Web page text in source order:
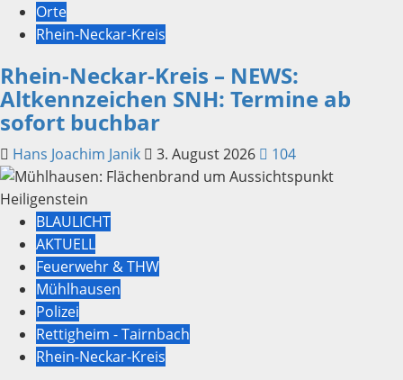
Orte
Rhein-Neckar-Kreis
Rhein-Neckar-Kreis – NEWS:
Altkennzeichen SNH: Termine ab
sofort buchbar
Hans Joachim Janik 3. August 2026 104
BLAULICHT
AKTUELL
Feuerwehr & THW
Mühlhausen
Polizei
Rettigheim - Tairnbach
Rhein-Neckar-Kreis